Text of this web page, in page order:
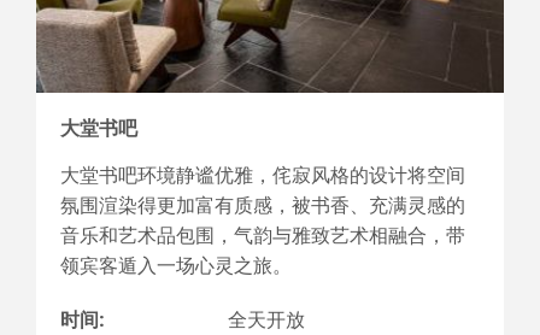
大堂书吧
大堂书吧环境静谧优雅，侘寂风格的设计将空间
氛围渲染得更加富有质感，被书香、充满灵感的
音乐和艺术品包围，气韵与雅致艺术相融合，带
领宾客遁入一场心灵之旅。
时间:
全天开放